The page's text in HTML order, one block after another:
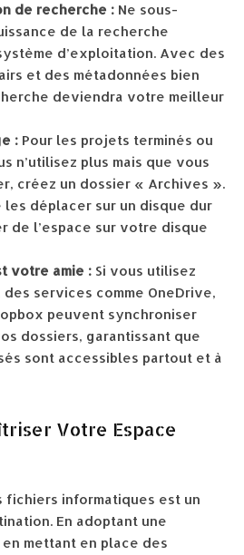
de recherche : Ne sous-
de la recherche
d’exploitation. Avec des
et des métadonnées bien
deviendra votre meilleur
: Pour les projets terminés ou
n’utilisez plus mais que vous
créez un dossier « Archives ».
les déplacer sur un disque dur
de l’espace sur votre disque
votre amie : Si vous utilisez
services comme OneDrive,
peuvent synchroniser
dossiers, garantissant que
sont accessibles partout et à
Votre Espace
fichiers informatiques est un
En adoptant une
mettant en place des